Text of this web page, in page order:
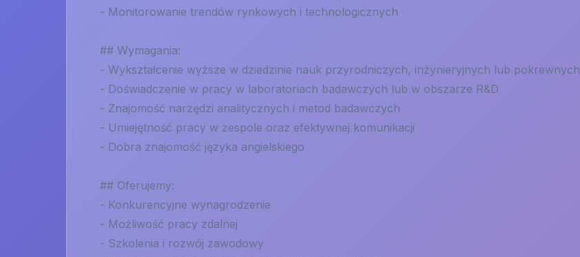
- Monitorowanie trendów rynkowych i technologicznych
## Wymagania:
- Wykształcenie wyższe w dziedzinie nauk przyrodniczych, inżynieryjnych lub pokrewnych
- Doświadczenie w pracy w laboratoriach badawczych lub w obszarze R&D
- Znajomość narzędzi analitycznych i metod badawczych
- Umiejętność pracy w zespole oraz efektywnej komunikacji
- Dobra znajomość języka angielskiego
## Oferujemy:
- Konkurencyjne wynagrodzenie
- Możliwość pracy zdalnej
- Szkolenia i rozwój zawodowy